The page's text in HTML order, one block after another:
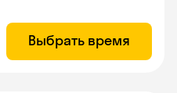
Выбрать время